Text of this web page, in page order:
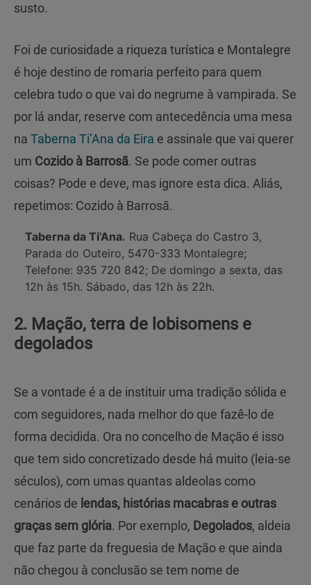
susto.
Foi de curiosidade a riqueza turística e Montalegre
é hoje destino de romaria perfeito para quem
celebra tudo o que vai do negrume à vampirada. Se
por lá andar, reserve com antecedência uma mesa
na Taberna Ti’Ana da Eira e assinale que vai querer
um Cozido à Barrosã. Se pode comer outras
coisas? Pode e deve, mas ignore esta dica. Aliás,
repetimos: Cozido à Barrosã.
Taberna da Ti’Ana. Rua Cabeça do Castro 3,
Parada do Outeiro, 5470-333 Montalegre;
Telefone: 935 720 842; De domingo a sexta, das
12h às 15h. Sábado, das 12h às 22h.
2. Mação, terra de lobisomens e
degolados
Se a vontade é a de instituir uma tradição sólida e
com seguidores, nada melhor do que fazê-lo de
forma decidida. Ora no concelho de Mação é isso
que tem sido concretizado desde há muito (leia-se
séculos), com umas quantas aldeolas como
cenários de lendas, histórias macabras e outras
graças sem glória. Por exemplo, Degolados, aldeia
que faz parte da freguesia de Mação e que ainda
não chegou à conclusão se tem nome de